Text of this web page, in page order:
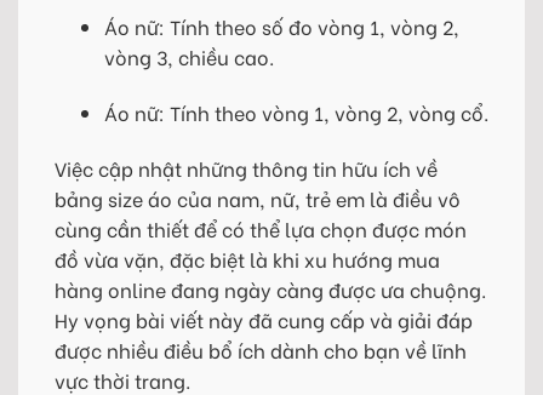
Áo nữ: Tính theo số đo vòng 1, vòng 2,
vòng 3, chiều cao.
Áo nữ: Tính theo vòng 1, vòng 2, vòng cổ.
Việc cập nhật những thông tin hữu ích về
bảng size áo của nam, nữ, trẻ em là điều vô
cùng cần thiết để có thể lựa chọn được món
đồ vừa vặn, đặc biệt là khi xu hướng mua
hàng online đang ngày càng được ưa chuộng.
Hy vọng bài viết này đã cung cấp và giải đáp
được nhiều điều bổ ích dành cho bạn về lĩnh
vực thời trang.